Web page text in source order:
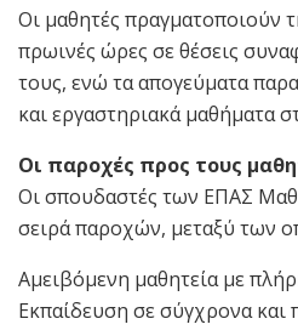
Οι μαθητές πραγματοποιούν
πρωινές ώρες σε θέσεις
τους, ενώ τα απογεύματα
και εργαστηριακά μαθήματα
Οι παροχές προς τους
Οι σπουδαστές των ΕΠΑΣ
σειρά παροχών, μεταξύ των
Αμειβόμενη μαθητεία με
Εκπαίδευση σε σύγχρονα και